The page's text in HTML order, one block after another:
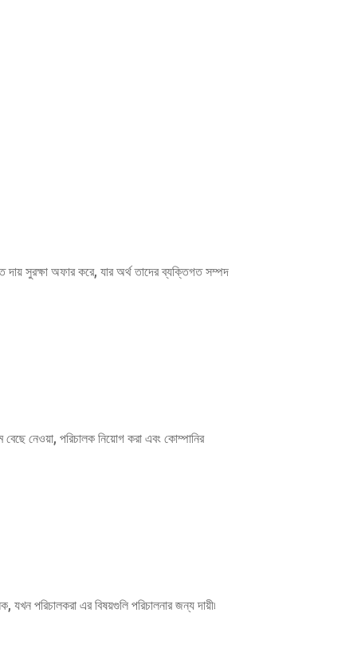
দায় সুরক্ষা অফার করে, যার অর্থ তাদের ব্যক্তিগত সম্পদ
নেওয়া, পরিচালক নিয়োগ করা এবং কোম্পানির
যখন পরিচালকরা এর বিষয়গুলি পরিচালনার জন্য দায়ী৷